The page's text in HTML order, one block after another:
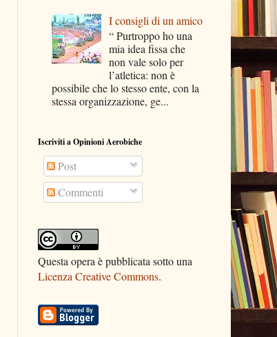
I consigli di un amico
“ Purtroppo ho una
mia idea fissa che
non vale solo per
l’atletica: non è
possibile che lo stesso ente, con la
stessa organizzazione, ge...
Iscriviti a Opinioni Aerobiche
Post
Commenti
Questa opera è pubblicata sotto una
Licenza Creative Commons.